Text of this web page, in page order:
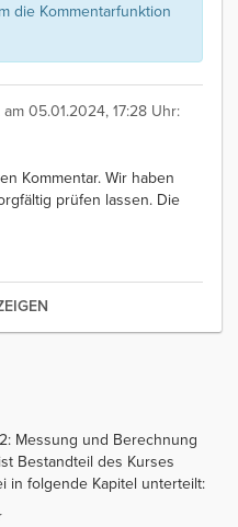
die Kommentarfunktion
am 05.01.2024, 17:28 Uhr:
Kommentar. Wir haben
prüfen lassen. Die
Messung und Berechnung
Bestandteil des Kurses
in folgende Kapitel unterteilt: